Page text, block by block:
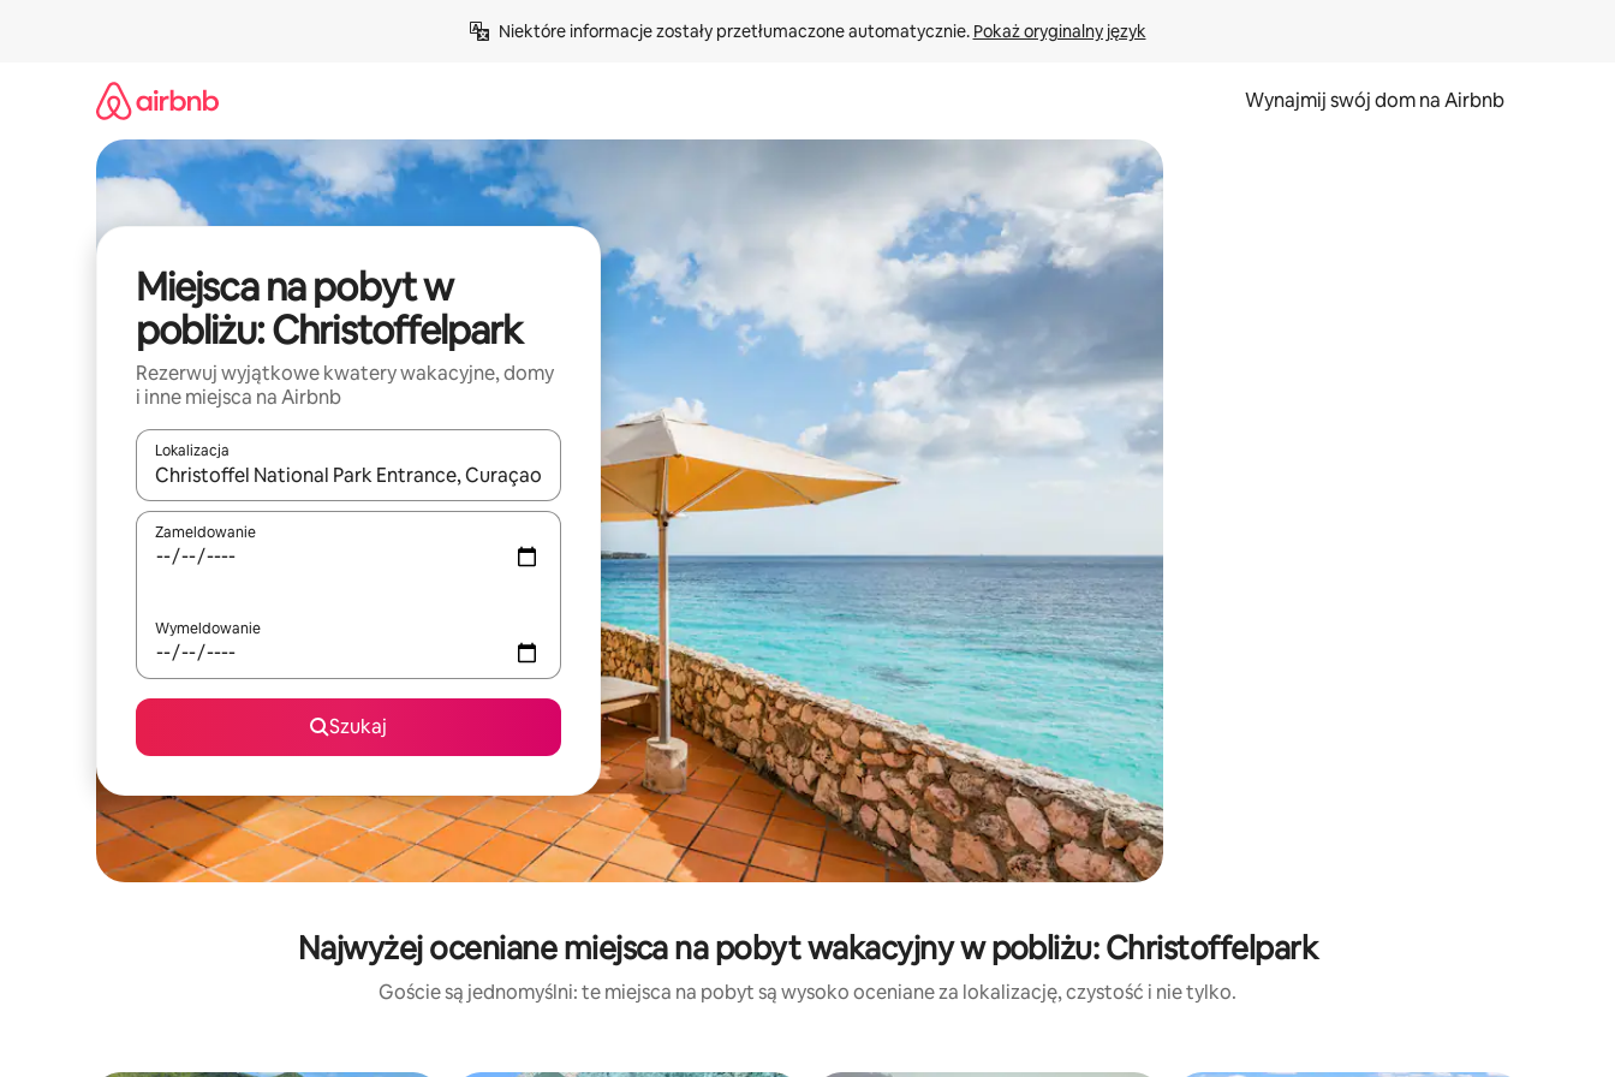
Niektóre informacje zostały przetłumaczone automatycznie. Pokaż oryginalny język
Wynajmij swój dom na Airbnb
Miejsca na pobyt w
pobliżu: Christoffelpark
Rezerwuj wyjątkowe kwatery wakacyjne, domy
i inne miejsca na Airbnb
Lokalizacja
Gdy wyniki będą dostępne, możesz poruszać się po nich za pomocą klawiszy strzałek w górę i w dół lub przeglądać je za pomocą gestów dotykowych lub przesuwania.
Zameldowanie
Wymeldowanie
Szukaj
Najwyżej oceniane miejsca na pobyt wakacyjny w pobliżu: Christoffelpark
Goście są jednomyślni: te miejsca na pobyt są wysoko oceniane za lokalizację, czystość i nie tylko.